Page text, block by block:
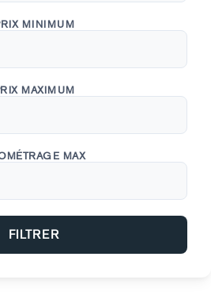
MINIMUM
MAXIMUM
MAX